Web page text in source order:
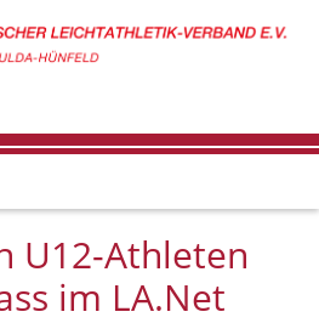
U12-Athleten
im LA.Net